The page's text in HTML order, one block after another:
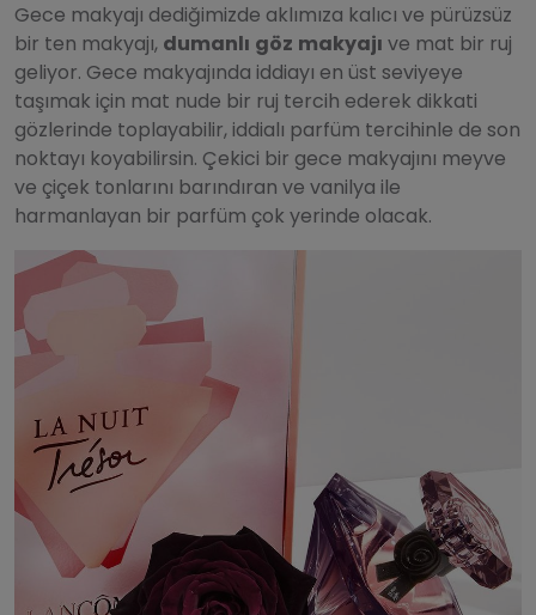
Gece makyajı dediğimizde aklımıza kalıcı ve pürüzsüz
bir ten makyajı, dumanlı göz makyajı ve mat bir ruj
geliyor. Gece makyajında iddiayı en üst seviyeye
taşımak için mat nude bir ruj tercih ederek dikkati
gözlerinde toplayabilir, iddialı parfüm tercihinle de son
noktayı koyabilirsin. Çekici bir gece makyajını meyve
ve çiçek tonlarını barındıran ve vanilya ile
harmanlayan bir parfüm çok yerinde olacak.